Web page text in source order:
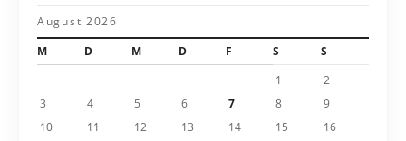
a
August 2026
M
D M D F S
S
1
2
3
4 5 6 7 8
9
10
11 12 13 14 15
16